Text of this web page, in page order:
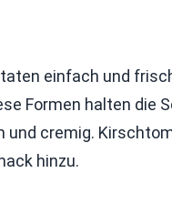
einfach und
Formen halten die
und cremig.
hinzu.